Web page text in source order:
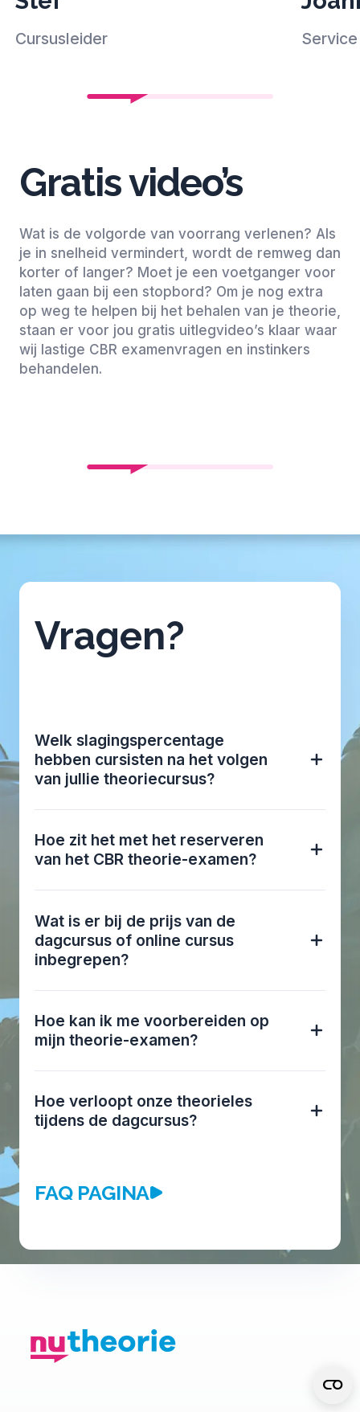
Cursusleider
Gratis video’s
Wat is de volgorde van voorrang verlenen? Als
je in snelheid vermindert, wordt de remweg dan
korter of langer? Moet je een voetganger voor
laten gaan bij een stopbord? Om je nog extra
op weg te helpen bij het behalen van je theorie,
staan er voor jou gratis uitlegvideo’s klaar waar
wij lastige CBR examenvragen en instinkers
behandelen.
Vragen?
Welk slagingspercentage
hebben cursisten na het volgen
van jullie theoriecursus?
Hoe zit het met het reserveren
van het CBR theorie-examen?
Wat is er bij de prijs van de
dagcursus of online cursus
inbegrepen?
Hoe kan ik me voorbereiden op
mijn theorie-examen?
Hoe verloopt onze theorieles
tijdens de dagcursus?
FAQ PAGINA